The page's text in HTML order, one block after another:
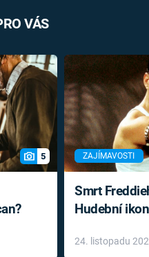
VÁS
5 ZAJÍMAVOSTI
Smrt
Hudební
léky
24. listopadu